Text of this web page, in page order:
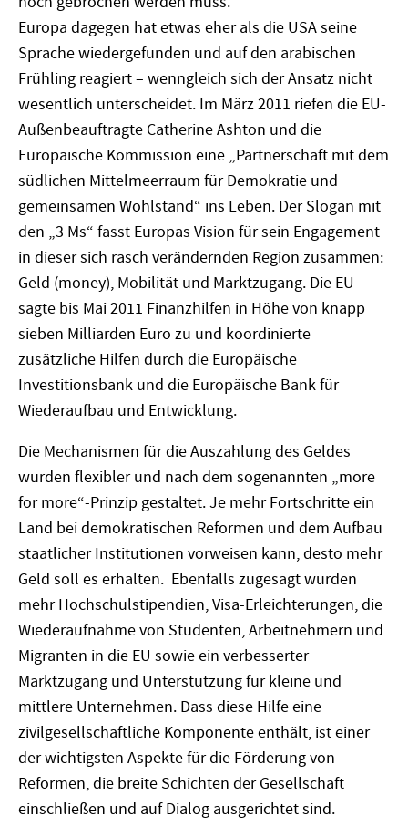
Europa dagegen hat etwas eher als die USA seine
Sprache wiedergefunden und auf den arabischen
Frühling reagiert – wenngleich sich der Ansatz nicht
wesentlich unterscheidet. Im März 2011 riefen die EU-
Außenbeauftragte Catherine Ashton und die
Europäische Kommission eine „Partnerschaft mit dem
südlichen Mittelmeerraum für Demokratie und
gemeinsamen Wohlstand“ ins Leben. Der Slogan mit
den „3 Ms“ fasst Europas Vision für sein Engagement
in dieser sich rasch verändernden Region zusammen:
Geld (money), Mobilität und Marktzugang. Die EU
sagte bis Mai 2011 Finanzhilfen in Höhe von knapp
sieben Milliarden Euro zu und koordinierte
zusätzliche Hilfen durch die Europäische
Investitionsbank und die Europäische Bank für
Wiederaufbau und Entwicklung.
Die Mechanismen für die Auszahlung des Geldes
wurden flexibler und nach dem sogenannten „more
for more“-Prinzip gestaltet. Je mehr Fortschritte ein
Land bei demokratischen Reformen und dem Aufbau
staatlicher Institutionen vorweisen kann, desto mehr
Geld soll es erhalten. Ebenfalls zugesagt wurden
mehr Hochschulstipendien, Visa-Erleichterungen, die
Wiederaufnahme von Studenten, Arbeitnehmern und
Migranten in die EU sowie ein verbesserter
Marktzugang und Unterstützung für kleine und
mittlere Unternehmen. Dass diese Hilfe eine
zivilgesellschaftliche Komponente enthält, ist einer
der wichtigsten Aspekte für die Förderung von
Reformen, die breite Schichten der Gesellschaft
einschließen und auf Dialog ausgerichtet sind.